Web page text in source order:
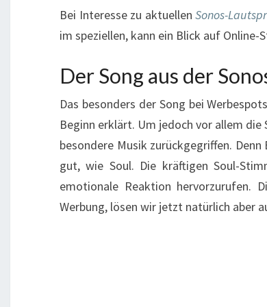
Bei Interesse zu aktuellenSonos-
im speziellen, kann ein Blick auf Online-
Der Song aus der
Das besonders der Song bei
Beginn erklärt. Um jedoch vor allem
besondere Musik zurückgegriffen.
gut, wie Soul. Die kräftigen Soul-
emotionale Reaktion hervorzurufen.
Werbung, lösen wir jetzt natürlich aber